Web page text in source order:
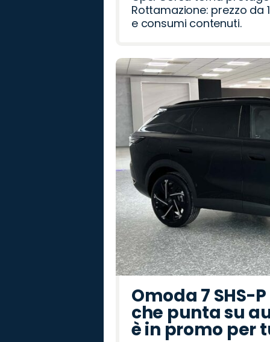
Rottamazione: prezzo da
e consumi contenuti.
Omoda 7 SHS-
che punta su
è in promo per